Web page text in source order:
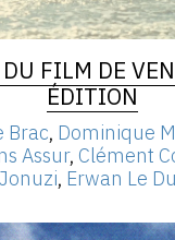
FILM DE
ÉDITION
Brac, Dominique
Assur, Clément
Jonuzi, Erwan Le